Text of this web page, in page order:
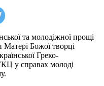
та молодіжної прощі
Матері Божої творці
Греко-
у справах молоді